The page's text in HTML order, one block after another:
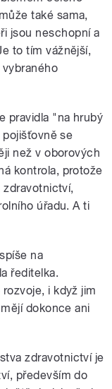
také sama,
jsou neschopní a
to tím vážnější,
pravidla "na hrubý
pojišťovně se
než v oborových
kontrola, protože
úřadu. A ti
na
ředitelka.
i když jim
dokonce ani
zdravotnictví je
především do